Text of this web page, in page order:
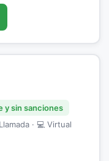
y sin sanciones
· 💻 Virtual